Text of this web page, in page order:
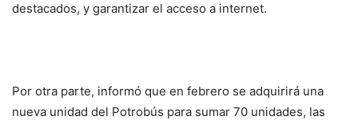
destacados, y garantizar el acceso a internet.
Por otra parte, informó que en febrero se adquirirá una
nueva unidad del Potrobús para sumar 70 unidades, las